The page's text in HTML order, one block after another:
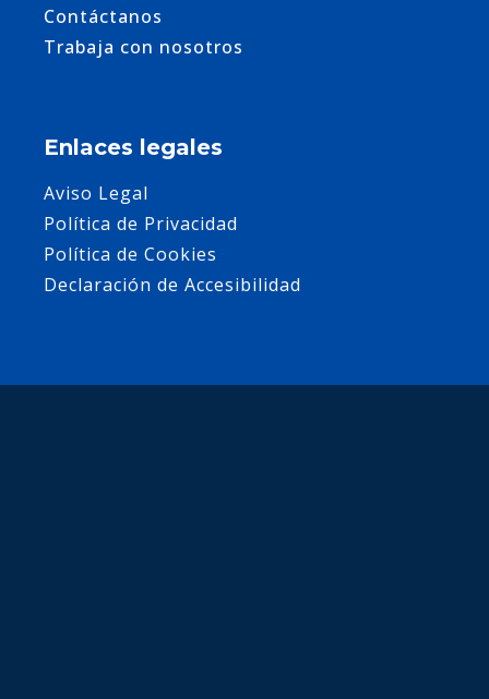
Contáctanos
Trabaja con nosotros
Enlaces legales
Aviso Legal
Política de Privacidad
Política de Cookies
Declaración de Accesibilidad